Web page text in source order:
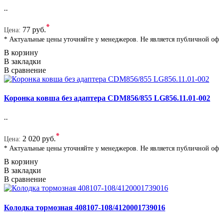
..
Цена: 77 руб.*
* Актуальные цены уточняйте у менеджеров. Не является публичной
В корзину
В закладки
В сравнение
Коронка ковша без адаптера CDM856/855 LG856.11.01-002
..
Цена: 2 020 руб.*
* Актуальные цены уточняйте у менеджеров. Не является публичной
В корзину
В закладки
В сравнение
Колодка тормозная 408107-108/4120001739016